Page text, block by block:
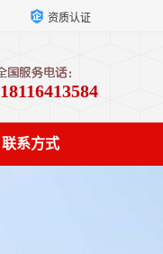
资质认证
18116413584
联系方式